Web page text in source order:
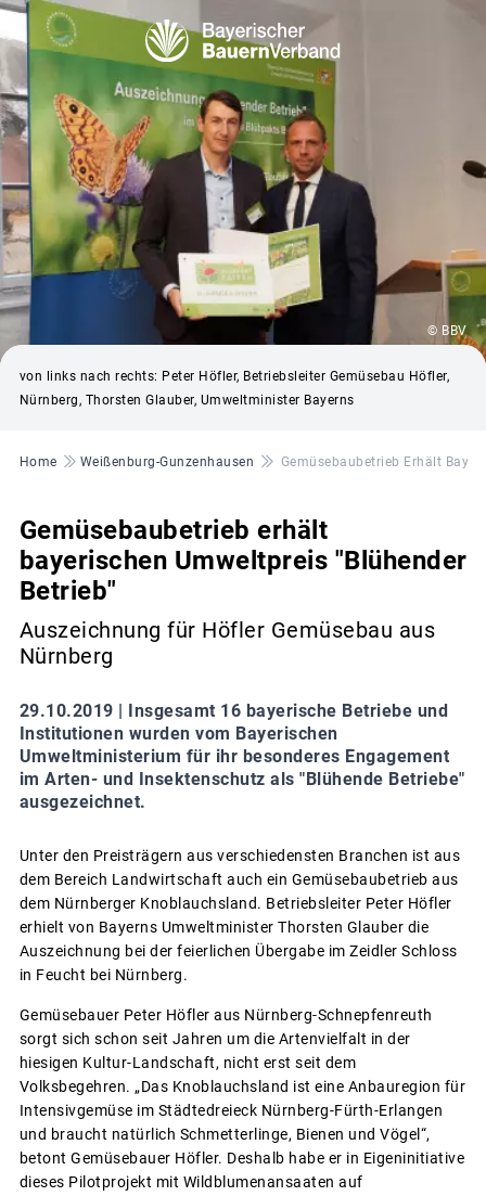
© BBV
von links nach rechts: Peter Höfler, Betriebsleiter Gemüsebau Höfler,
Nürnberg, Thorsten Glauber, Umweltminister Bayerns
Pfadnavigation
Home Weißenburg-Gunzenhausen Gemüsebaubetrieb Erhält
Gemüsebaubetrieb erhält
bayerischen Umweltpreis "Blühender
Betrieb"
Auszeichnung für Höfler Gemüsebau aus
Nürnberg
29.10.2019 |
Insgesamt 16 bayerische Betriebe und
Institutionen wurden vom Bayerischen
Umweltministerium für ihr besonderes Engagement
im Arten- und Insektenschutz als "Blühende Betriebe"
ausgezeichnet.
Unter den Preisträgern aus verschiedensten Branchen ist aus
dem Bereich Landwirtschaft auch ein Gemüsebaubetrieb aus
dem Nürnberger Knoblauchsland. Betriebsleiter Peter Höfler
erhielt von Bayerns Umweltminister Thorsten Glauber die
Auszeichnung bei der feierlichen Übergabe im Zeidler Schloss
in Feucht bei Nürnberg.
Gemüsebauer Peter Höfler aus Nürnberg-Schnepfenreuth
sorgt sich schon seit Jahren um die Artenvielfalt in der
hiesigen Kultur-Landschaft, nicht erst seit dem
Volksbegehren. „Das Knoblauchsland ist eine Anbauregion für
Intensivgemüse im Städtedreieck Nürnberg-Fürth-Erlangen
und braucht natürlich Schmetterlinge, Bienen und Vögel“,
betont Gemüsebauer Höfler. Deshalb habe er in Eigeninitiative
dieses Pilotprojekt mit Wildblumenansaaten auf